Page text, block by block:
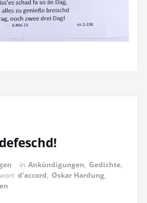
in Ankündigungen, Gedichte,
d'accord, Oskar Hardung,